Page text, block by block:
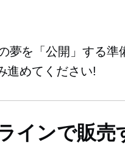
夢を「公開」する準
進めてください!
インで販売